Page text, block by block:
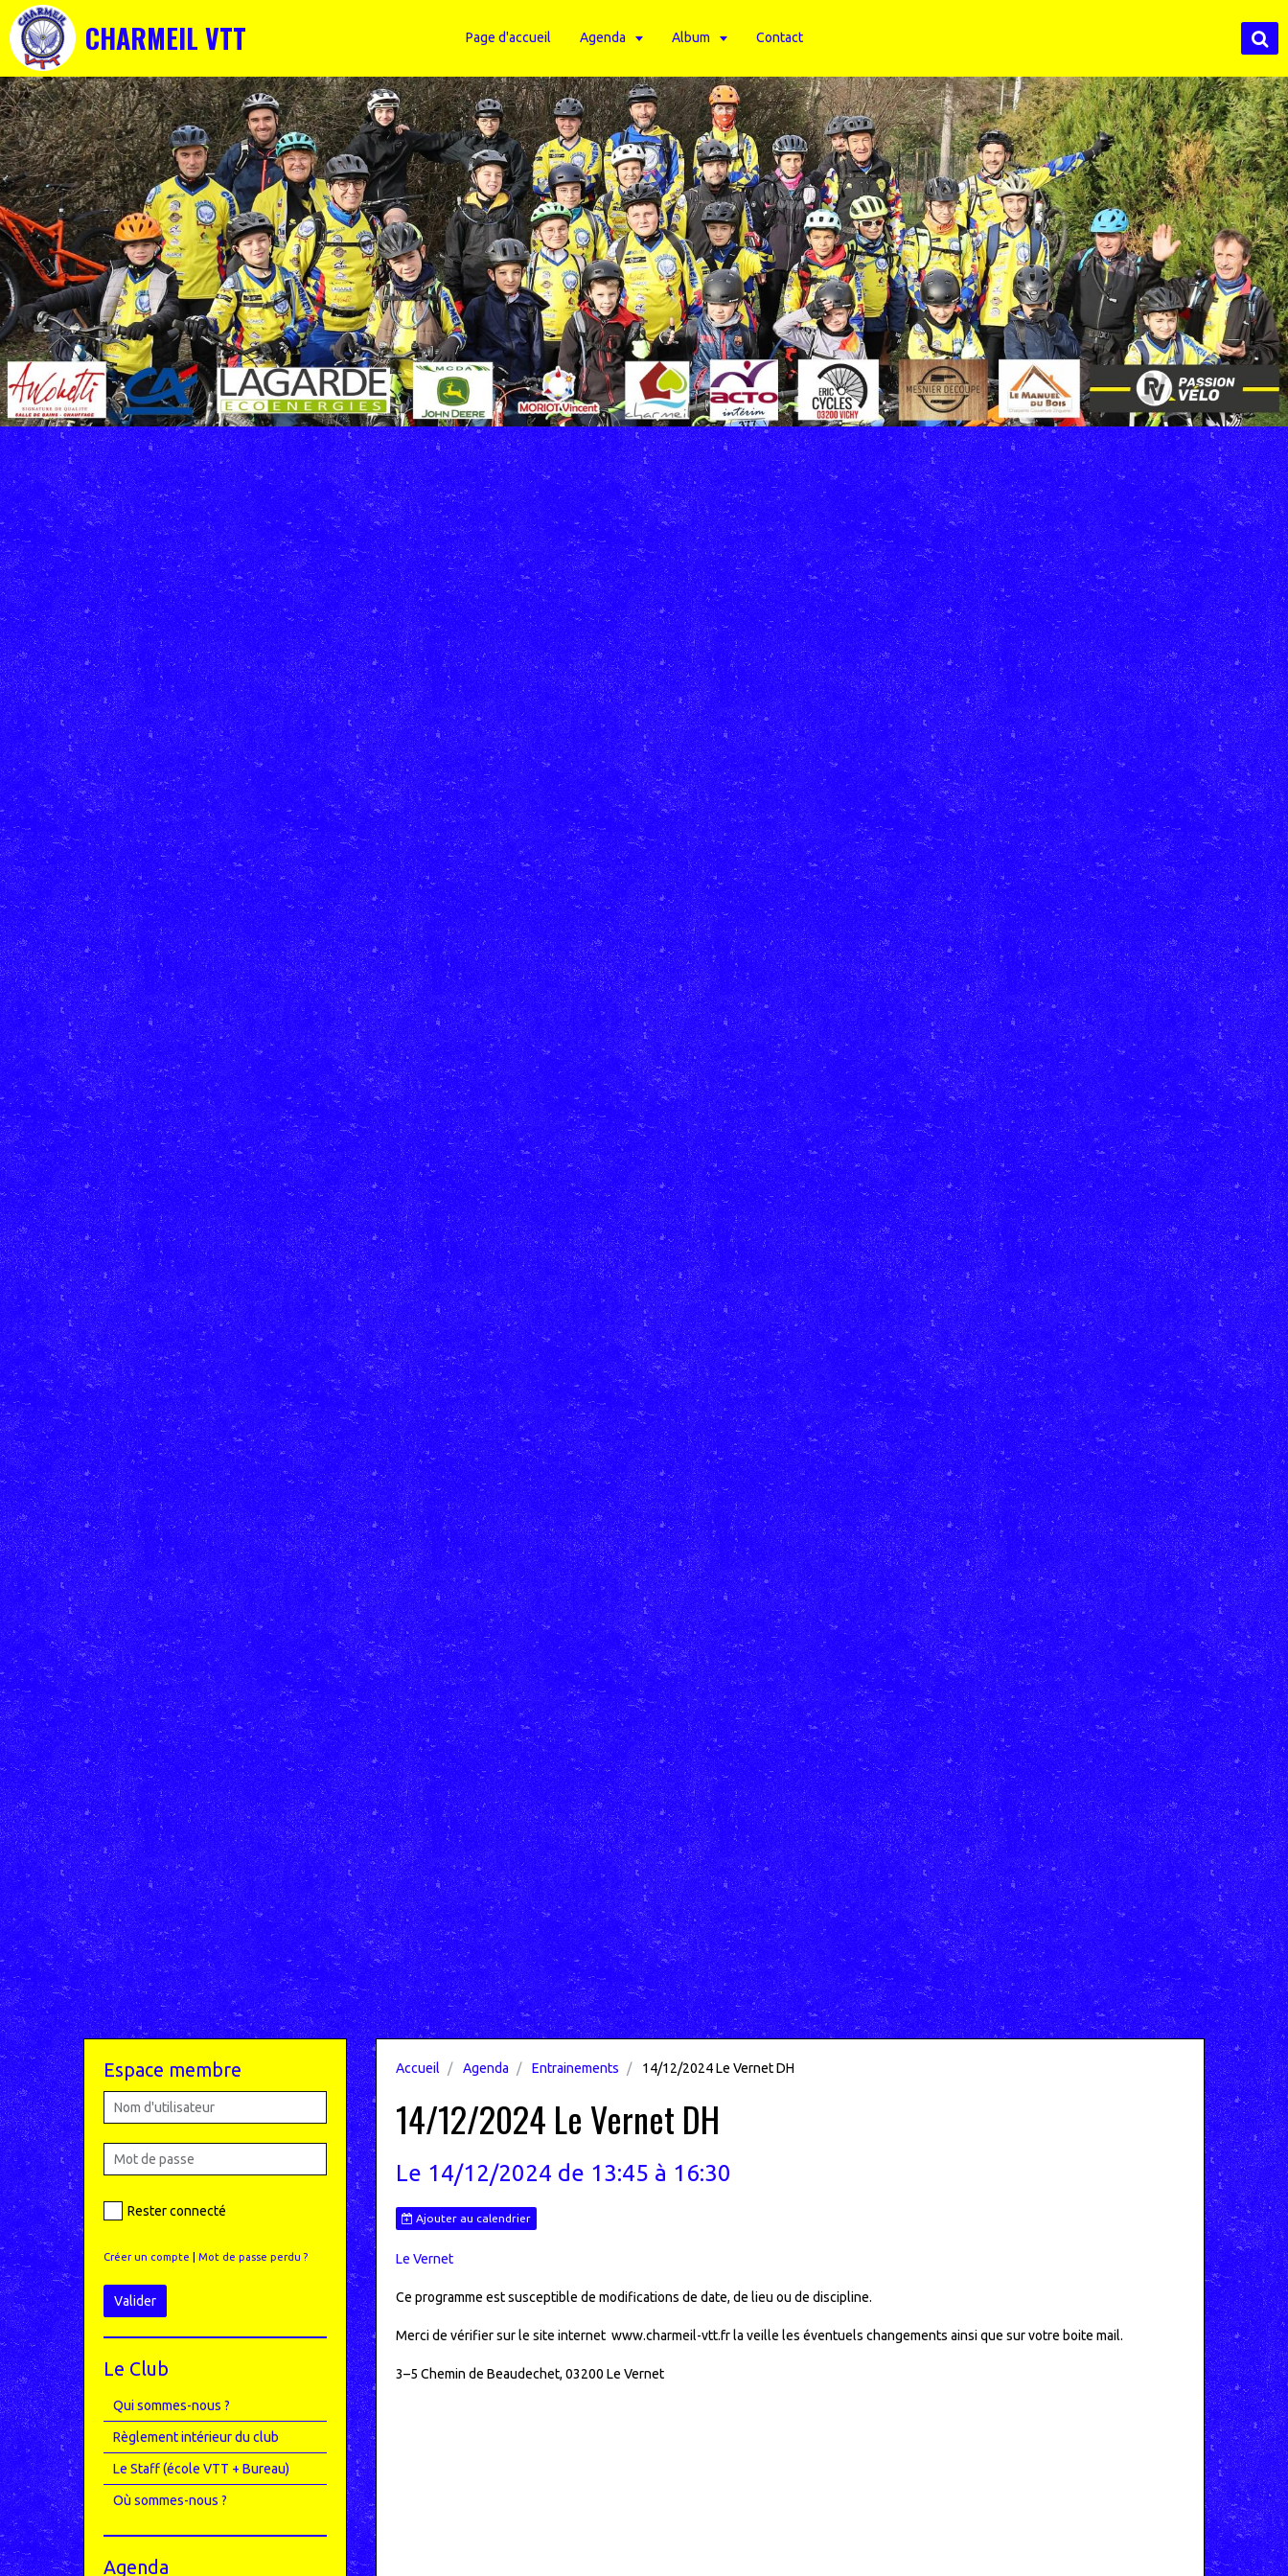
CHARMEIL VTT Page d'accueil Agenda Album Contact
Accueil Agenda Entrainements 14/12/2024 Le Vernet DH
14/12/2024 Le Vernet DH
Le 14/12/2024 de 13:45 à 16:30
Ajouter au calendrier
Le Vernet
Ce programme est susceptible de modifications de date, de lieu ou de discipline.
Merci de vérifier sur le site internet www.charmeil-vtt.fr la veille les éventuels changements ainsi que sur votre boite mail.
3–5 Chemin de Beaudechet, 03200 Le Vernet
Espace membre
Rester connecté
Créer un compte Mot de passe perdu ?
Valider
Le Club
Qui sommes-nous ?
Règlement intérieur du club
Le Staff (école VTT + Bureau)
Où sommes-nous ?
Agenda